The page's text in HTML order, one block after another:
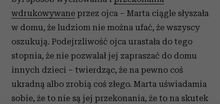
wdrukowywane przez ojca – Marta ciągle słyszała
w domu, że ludziom nie można ufać, że wszyscy
oszukują. Podejrzliwość ojca urastała do tego
stopnia, że nie pozwalał jej zapraszać do domu
innych dzieci – twierdząc, że na pewno coś
ukradną albo zrobią coś złego. Marta uświadamia
sobie, że to nie są jej przekonania, że to na skutek